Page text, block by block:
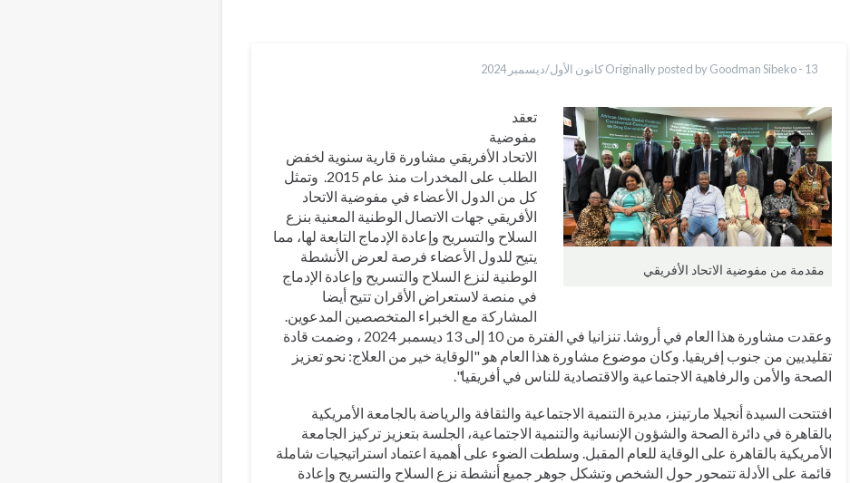
Originally posted by Goodman Sibeko - 13 كانون الأول/ديسمبر 2024
مقدمة من مفوضية الاتحاد الأفريقي
تعقد
مفوضية
الاتحاد الأفريقي مشاورة قارية سنوية لخفض
الطلب على المخدرات منذ عام 2015. وتمثل
كل من الدول الأعضاء في مفوضية الاتحاد
الأفريقي جهات الاتصال الوطنية المعنية بنزع
السلاح والتسريح وإعادة الإدماج التابعة لها، مما
يتيح للدول الأعضاء فرصة لعرض الأنشطة
الوطنية لنزع السلاح والتسريح وإعادة الإدماج
في منصة لاستعراض الأقران تتيح أيضا
المشاركة مع الخبراء المتخصصين المدعوين.
وعقدت مشاورة هذا العام في أروشا. تنزانيا في الفترة من 10 إلى 13 ديسمبر 2024 ، وضمت قادة
تقليديين من جنوب إفريقيا. وكان موضوع مشاورة هذا العام هو "الوقاية خير من العلاج: نحو تعزيز
الصحة والأمن والرفاهية الاجتماعية والاقتصادية للناس في أفريقيا".
افتتحت السيدة أنجيلا مارتينز، مديرة التنمية الاجتماعية والثقافة والرياضة بالجامعة الأمريكية
بالقاهرة في دائرة الصحة والشؤون الإنسانية والتنمية الاجتماعية، الجلسة بتعزيز تركيز الجامعة
الأمريكية بالقاهرة على الوقاية للعام المقبل. وسلطت الضوء على أهمية اعتماد استراتيجيات شاملة
قائمة على الأدلة تتمحور حول الشخص وتشكل جوهر جميع أنشطة نزع السلاح والتسريح وإعادة